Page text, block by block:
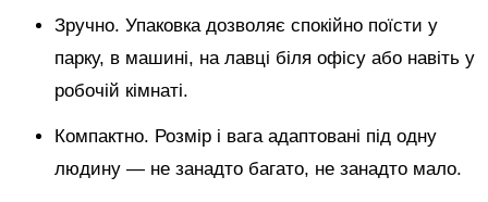
Зручно. Упаковка дозволяє спокійно поїсти у
парку, в машині, на лавці біля офісу або навіть у
робочій кімнаті.
Компактно. Розмір і вага адаптовані під одну
людину — не занадто багато, не занадто мало.